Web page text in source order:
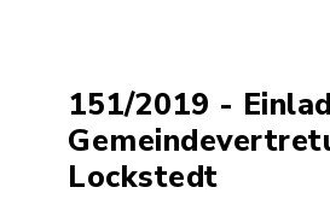
151/2019 -
Lockstedt